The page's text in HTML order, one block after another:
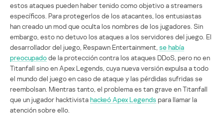
estos ataques pueden haber tenido como objetivo a streamers
específicos. Para protegerlos de los atacantes, los entusiastas
han creado un mod que oculta los nombres de los jugadores. Sin
embargo, esto no detuvo los ataques a los servidores del juego. El
desarrollador del juego, Respawn Entertainment, se había
preocupadode la protección contra los ataques DDoS, pero no en
Titanfall sino en Apex Legends, cuya nueva versión expulsa a todo
el mundo del juego en caso de ataque y las pérdidas sufridas se
reembolsan. Mientras tanto, el problema es tan grave en Titanfall
que un jugador hacktivistahackeó Apex Legends para llamar la
atención sobre ello.